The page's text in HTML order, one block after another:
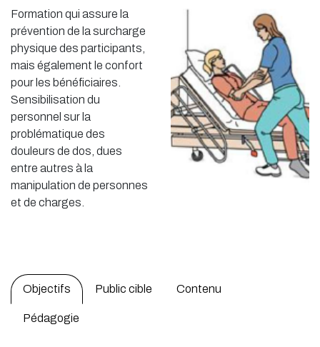
Formation qui assure la
prévention de la surcharge
physique des participants,
mais également le confort
pour les bénéficiaires.
Sensibilisation du
personnel sur la
problématique des
douleurs de dos, dues
entre autres à la
manipulation de personnes
et de charges.
Objectifs Public cible Contenu
Pédagogie